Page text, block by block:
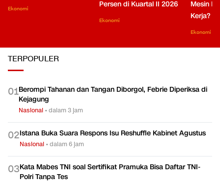
Ekonomi
Persen di Kuartal II 2026
Ekonomi
Mesin
Kerja?
Ekonomi
TERPOPULER
01Berompi Tahanan dan Tangan Diborgol, Febrie Diperiksa di
Kejagung
Nasional •dalam 3 jam
02Istana Buka Suara Respons Isu Reshuffle Kabinet Agustus
Nasional •dalam 6 jam
03Kata Mabes TNI soal Sertifikat Pramuka Bisa Daftar TNI-
Polri Tanpa Tes